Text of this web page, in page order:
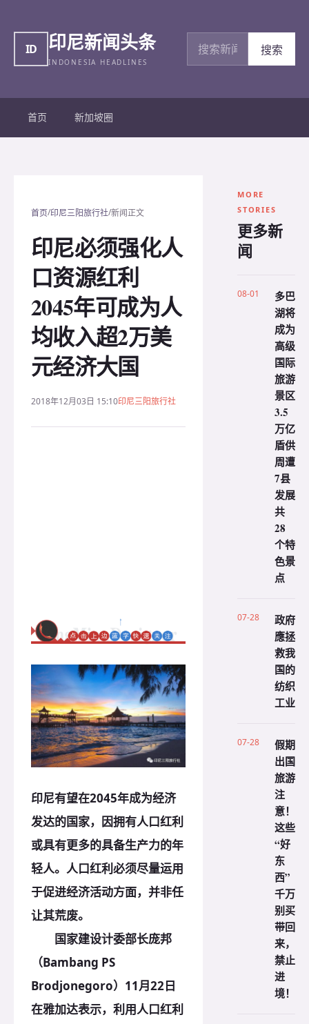
ID 印尼新闻头条
INDONESIA HEADLINES
搜索新闻
搜索
首页 新加坡圈
首页/印尼三阳旅行社/新闻正文
印尼必须强化人
口资源红利
2045年可成为人
均收入超2万美
元经济大国
2018年12月03日 15:10印尼三阳旅行社
印尼有望在2045年成为经济
发达的国家，因拥有人口红利
或具有更多的具备生产力的年
轻人。人口红利必须尽量运用
于促进经济活动方面，并非任
让其荒废。
国家建设计委部长庞邦
（Bambang PS
Brodjonegoro）11月22日
在雅加达表示，利用人口红利
MORE
STORIES
更多新
闻
08-01
多巴
湖将
成为
高级
国际
旅游
景区
3.5
万亿
盾供
周遭
7县
发展
共
28
个特
色景
点
07-28
政府
應拯
救我
国的
纺织
工业
07-28
假期
出国
旅游
注
意！
这些
“好
东
西”
千万
别买
带回
来，
禁止
进
境！